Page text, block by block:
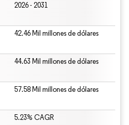
2026 - 2031
42.46 Mil millones de dólares
44.63 Mil millones de dólares
57.58 Mil millones de dólares
5.23% CAGR